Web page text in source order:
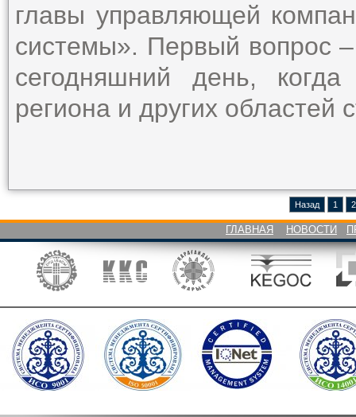
главы управляющей
системы». Первый вопрос
сегодняшний день, когда
региона и других
Назад 1 2
ГЛАВНАЯ НОВОСТИ